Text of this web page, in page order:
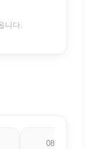
니다.
08/11 (화)